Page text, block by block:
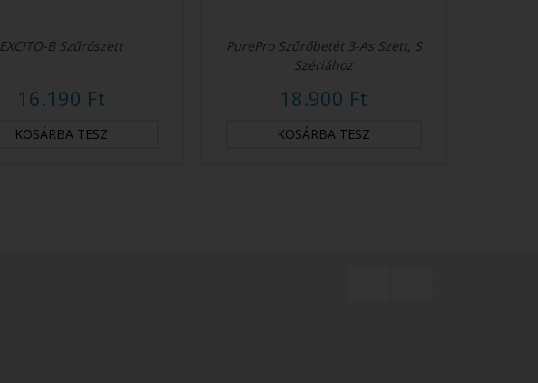
EXCITO-B Szűrőszett
16.190 Ft
PurePro Szűrőbetét 3-As Szett, S
Szériához
18.900 Ft